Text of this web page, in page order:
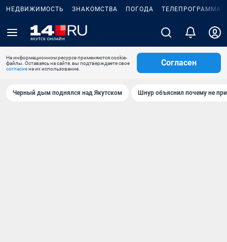
НЕДВИЖИМОСТЬ ЗНАКОМСТВА ПОГОДА ТЕЛЕПРОГРАММА
На информационном ресурсе применяются cookie-
файлы. Оставаясь на сайте, вы подтверждаете свое
согласиена их использование.
Согласен
Черный дым поднялся над Якутском Шнур объяснил почему не